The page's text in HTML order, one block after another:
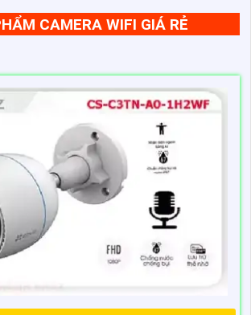
CAMERA WIFI GIÁ RẺ